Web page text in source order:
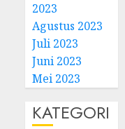
2023
Agustus 2023
Juli 2023
Juni 2023
Mei 2023
KATEGORI